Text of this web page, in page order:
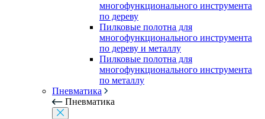
многофункционального инструмента
по дереву
Пилковые полотна для
многофункционального инструмента
по дереву и металлу
Пилковые полотна для
многофункционального инструмента
по металлу
Пневматика
Пневматика